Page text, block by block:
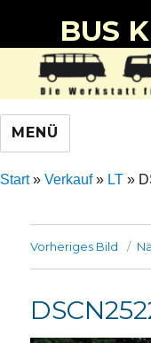
BUS
MENÜ
Start» Verkauf» LT »
Vorheriges Bild